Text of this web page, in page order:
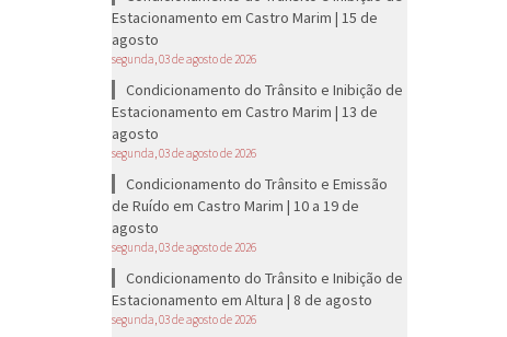
Estacionamento em Castro Marim | 15 de
agosto
segunda, 03 de agosto de 2026
Condicionamento do Trânsito e Inibição de
Estacionamento em Castro Marim | 13 de
agosto
segunda, 03 de agosto de 2026
Condicionamento do Trânsito e Emissão
de Ruído em Castro Marim | 10 a 19 de
agosto
segunda, 03 de agosto de 2026
Condicionamento do Trânsito e Inibição de
Estacionamento em Altura | 8 de agosto
segunda, 03 de agosto de 2026